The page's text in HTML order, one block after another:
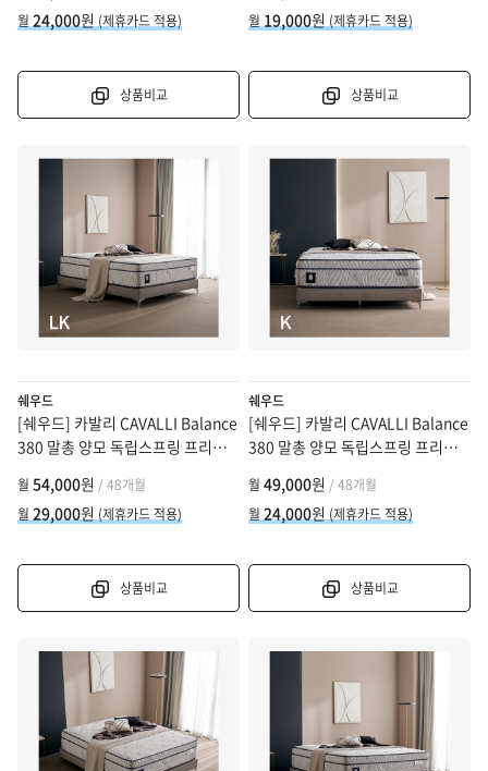
월 24,000원 (제휴카드 적용)
상품비교
월 19,000원 (제휴카드 적용)
상품비교
쉐우드
[쉐우드] 카발리 CAVALLI Balance
380 말총 양모 독립스프링 프리미
월 54,000원 / 48개월
월 29,000원 (제휴카드 적용)
상품비교
쉐우드
[쉐우드] 카발리 CAVALLI Balance
380 말총 양모 독립스프링 프리미
월 49,000원 / 48개월
월 24,000원 (제휴카드 적용)
상품비교